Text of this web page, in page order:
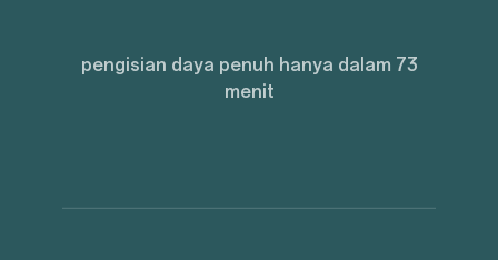
pengisian daya penuh hanya dalam 73
menit